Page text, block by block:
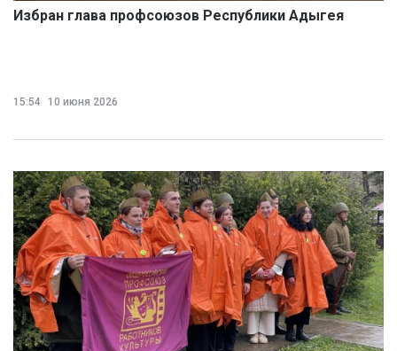
Избран глава профсоюзов Республики Адыгея
15:54 10 июня 2026